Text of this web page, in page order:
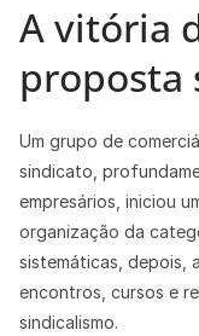
A vitória
proposta
Um grupo de
sindicato,
empresários, iniciou
organização da
sistemáticas, depois,
encontros, cursos e
sindicalismo.